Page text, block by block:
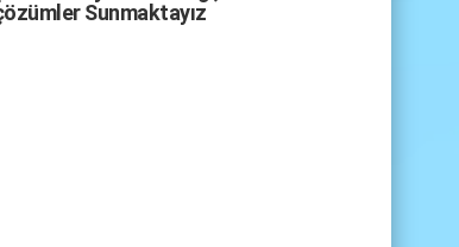
Sunmaktayız